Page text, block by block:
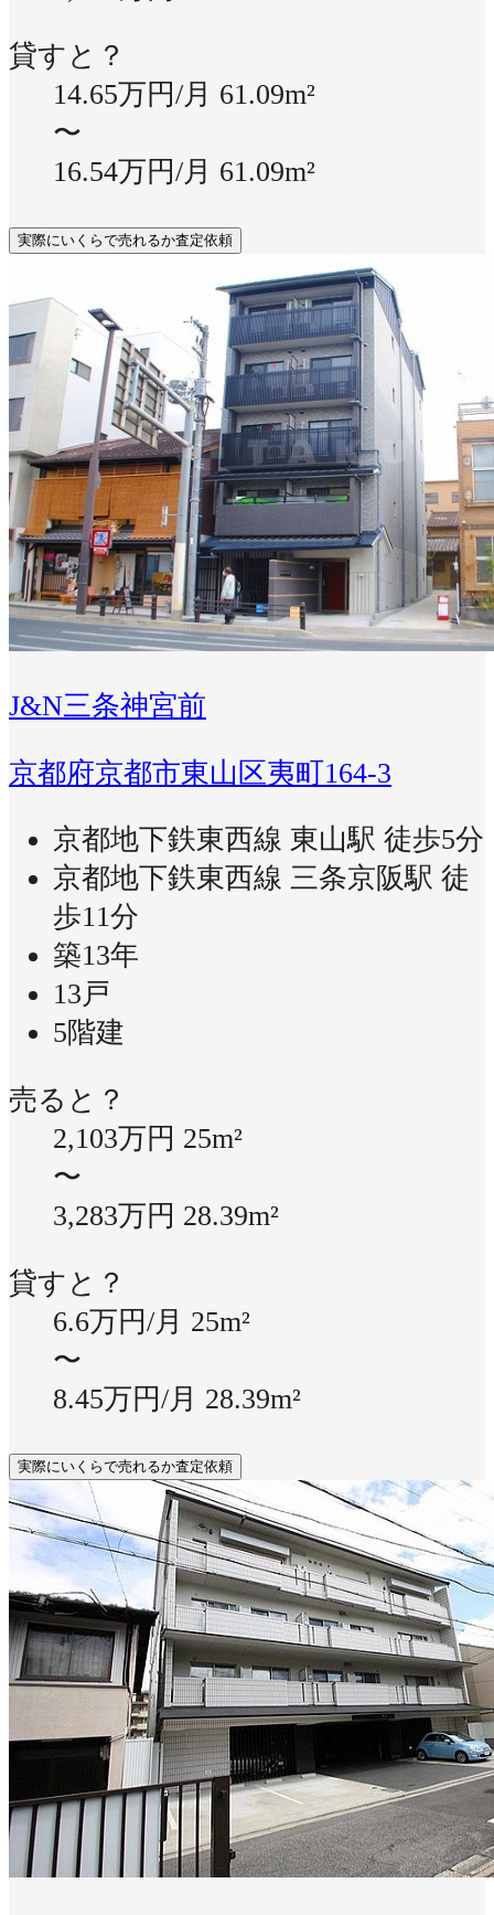
貸すと？
14.65万円/月 61.09m²
〜
16.54万円/月 61.09m²
実際にいくらで売れるか査定依頼
J&N三条神宮前
京都府京都市東山区夷町164-3
京都地下鉄東西線 東山駅 徒歩5分
京都地下鉄東西線 三条京阪駅 徒
歩11分
築13年
13戸
5階建
売ると？
2,103万円 25m²
〜
3,283万円 28.39m²
貸すと？
6.6万円/月 25m²
〜
8.45万円/月 28.39m²
実際にいくらで売れるか査定依頼